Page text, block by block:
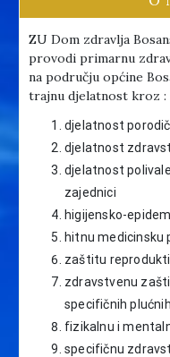
ZU Dom zdravlja
provodi primarnu
na području općine
trajnu djelatnost kroz :
djelatnost
djelatnost
djelatnost
zajednici
higijensko-
hitnu medicinsku
zaštitu
zdravstvenu
specifičnih
fizikalnu i
specifičnu